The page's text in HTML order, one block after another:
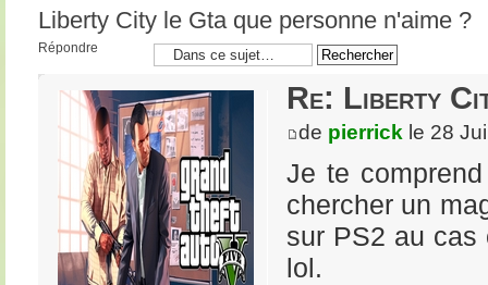
Liberty City le Gta que personne n'aime ?
Répondre
Re: Liberty
de pierrickle 28
Je te
chercher un
sur PS2 au cas
lol.